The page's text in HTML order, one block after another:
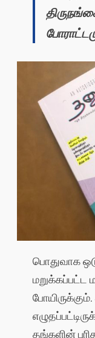
பொதுவாக
மறுக்கப்பட்ட
தங்களின்